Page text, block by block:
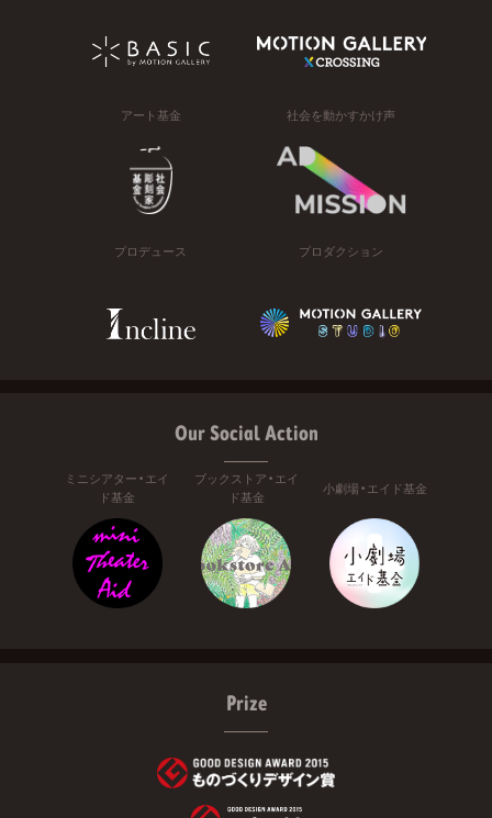
アート基金 社会を動かすかけ声
プロデュース プロダクション
Our Social Action
ミニシアター・エイ
ド基金
ブックストア・エイ
ド基金
小劇場・エイド基金
Prize